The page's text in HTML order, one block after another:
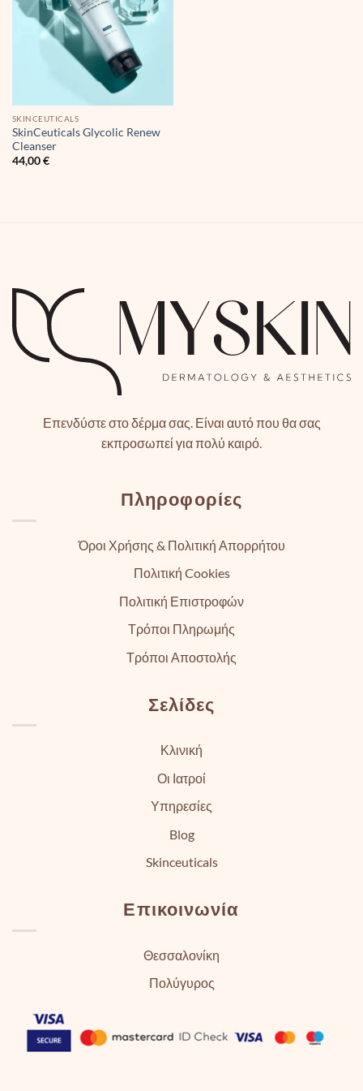
SKINCEUTICALS
SkinCeuticals Glycolic Renew
Cleanser
44,00€
Επενδύστε στο δέρμα σας. Είναι αυτό που θα σας
εκπροσωπεί για πολύ καιρό.
Πληροφορίες
Όροι Χρήσης & Πολιτική Απορρήτου
Πολιτική Cookies
Πολιτική Επιστροφών
Τρόποι Πληρωμής
Τρόποι Αποστολής
Σελίδες
Κλινική
Οι Ιατροί
Υπηρεσίες
Blog
Skinceuticals
Επικοινωνία
Θεσσαλονίκη
Πολύγυρος